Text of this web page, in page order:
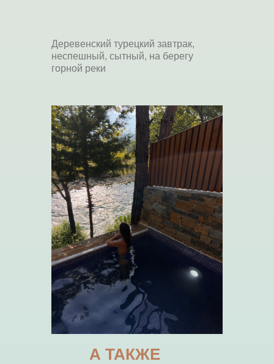
Деревенский турецкий завтрак,
неспешный, сытный, на берегу
горной реки
Ночевка в комфортном эко - отеле.
Домики с удобствам у горной реки,
зоня отдыхв, аквапарк.
А ТАКЖЕ